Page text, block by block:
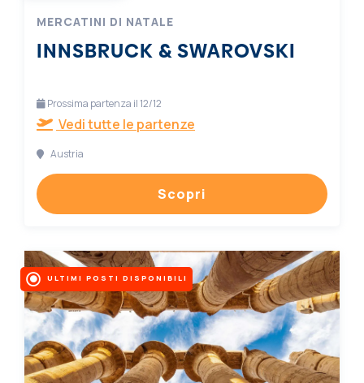
MERCATINI DI NATALE
INNSBRUCK & SWAROVSKI
Prossima partenza il 12/12
Vedi tutte le partenze
Austria
Scopri
ULTIMI POSTI DISPONIBILI